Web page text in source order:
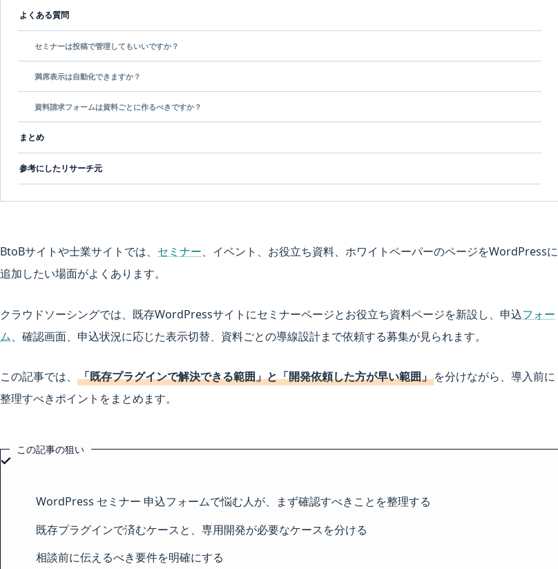
よくある質問
セミナーは投稿で管理してもいいですか？
満席表示は自動化できますか？
資料請求フォームは資料ごとに作るべきですか？
まとめ
参考にしたリサーチ元
BtoBサイトや士業サイトでは、 セミナー、イベント、お役立ち資料、ホワイトペーパーのページをWordPressに
追加したい場面がよくあります。
クラウドソーシングでは、既存WordPressサイトにセミナーページとお役立ち資料ページを新設し、申込フォー
ム、確認画面、申込状況に応じた表示切替、資料ごとの導線設計まで依頼する募集が見られます。
この記事では、 「既存プラグインで解決できる範囲」と「開発依頼した方が早い範囲」を分けながら、導入前に
整理すべきポイントをまとめます。
この記事の狙い
WordPress セミナー 申込フォームで悩む人が、まず確認すべきことを整理する
既存プラグインで済むケースと、専用開発が必要なケースを分ける
相談前に伝えるべき要件を明確にする